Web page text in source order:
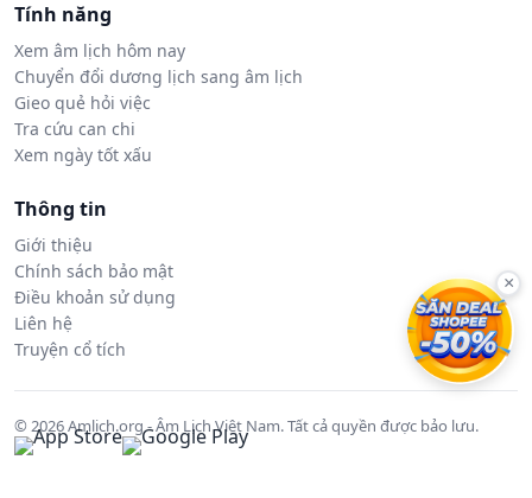
Tính năng
Xem âm lịch hôm nay
Chuyển đổi dương lịch sang âm lịch
Gieo quẻ hỏi việc
Tra cứu can chi
Xem ngày tốt xấu
Thông tin
Giới thiệu
Chính sách bảo mật
Điều khoản sử dụng
Liên hệ
Truyện cổ tích
© 2026 Amlich.org - Âm Lịch Việt Nam. Tất cả quyền được bảo lưu.
×